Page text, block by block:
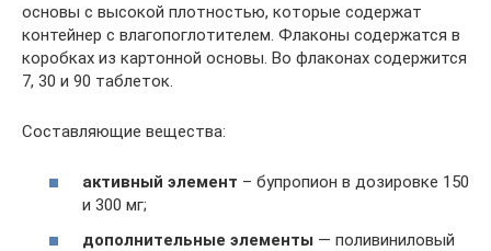
основы с высокой плотностью, которые содержат
контейнер с влагопоглотителем. Флаконы содержатся в
коробках из картонной основы. Во флаконах содержится
7, 30 и 90 таблеток.
Составляющие вещества:
активный элемент – бупропион в дозировке 150
и 300 мг;
дополнительные элементы — поливиниловый